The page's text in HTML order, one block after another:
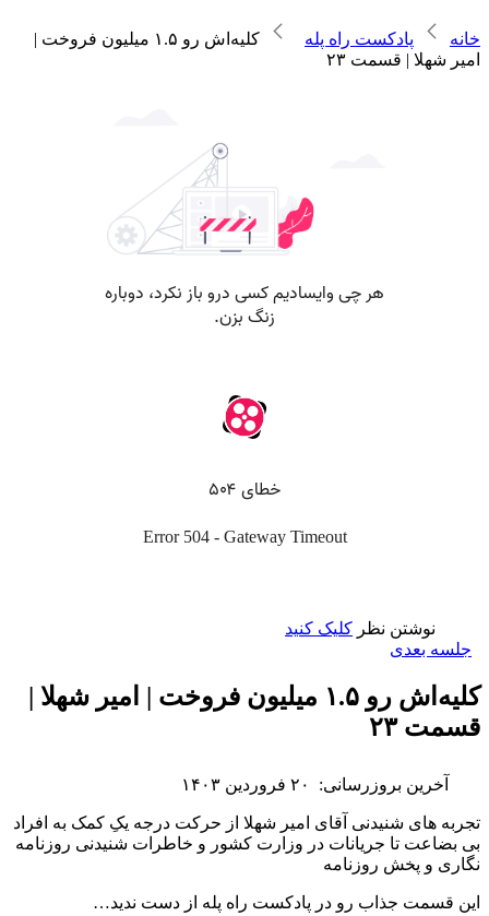
خانه پادکست راه پله
کلیه‌اش رو ۱.۵ میلیون فروخت |
امیر شهلا | قسمت ۲۳
نوشتن نظر کلیک کنید
جلسه بعدی
کلیه‌اش رو ۱.۵ میلیون فروخت | امیر شهلا |
قسمت ۲۳
آخرین بروزرسانی: ۲۰ فروردین ۱۴۰۳
تجربه های شنیدنی آقای امیر شهلا از حرکت درجه یکِ کمک به افراد
بی بضاعت تا جریانات در وزارت کشور و خاطرات شنیدنی روزنامه
نگاری و پخش روزنامه
این قسمت جذاب رو در پادکست راه پله از دست ندید…